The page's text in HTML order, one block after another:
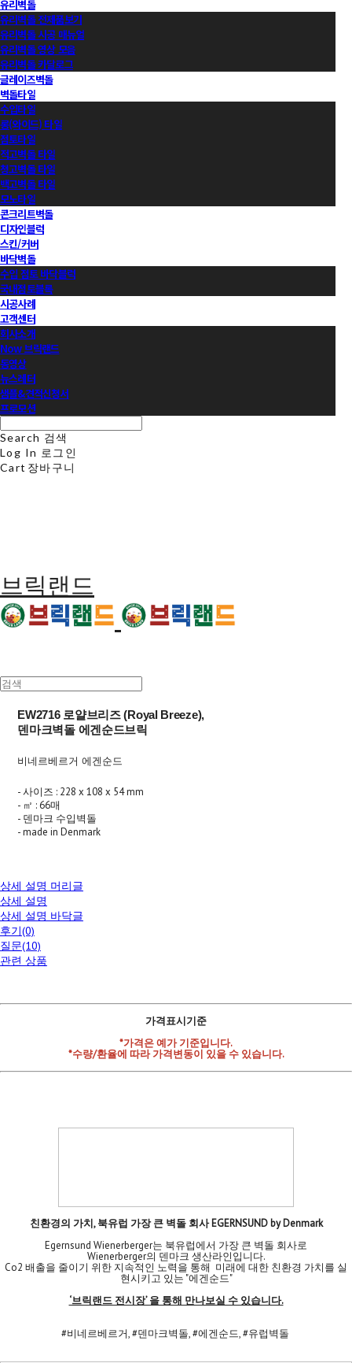
유리벽돌
유리벽돌 전제품보기
유리벽돌 시공 매뉴얼
유리벽돌 영상 모음
유리벽돌 카달로그
글레이즈벽돌
벽돌타일
수입타일
롱(와이드) 타일
점토타일
적고벽돌 타일
청고벽돌 타일
백고벽돌 타일
모노타일
콘크리트벽돌
디자인블럭
스킨/커버
바닥벽돌
수입 점토 바닥블럭
국내점토블록
시공사례
고객센터
회사소개
Now 브릭랜드
동영상
뉴스레터
샘플&견적신청서
프로모션
Search 검색
Log In 로그인
Cart 장바구니
브릭랜드
EW2716 로얄브리즈 (Royal Breeze),
덴마크벽돌 에겐순드브릭
비네르베르거 에겐순드
- 사이즈 : 228 x 108 x 54 mm
- ㎡ : 66매
- 덴마크 수입벽돌
- made in Denmark
상세 설명 머리글
상세 설명
상세 설명 바닥글
후기(0)
질문(10)
관련 상품
가격표시기준
*가격은 예가 기준입니다.
*수량/환율에 따라 가격변동이 있을 수 있습니다.
친환경의 가치, 북유럽 가장 큰 벽돌 회사 EGERNSUND by Denmark
Egernsund Wienerberger는 북유럽에서 가장 큰 벽돌 회사로
Wienerberger의 덴마크 생산라인입니다.
Co2 배출을 줄이기 위한 지속적인 노력을 통해 미래에 대한 친환경 가치를 실
현시키고 있는 "에겐순드"
‘브릭랜드 전시장’ 을 통해 만나보실 수 있습니다.
#비네르베르거, #덴마크벽돌, #에겐순드, #유럽벽돌